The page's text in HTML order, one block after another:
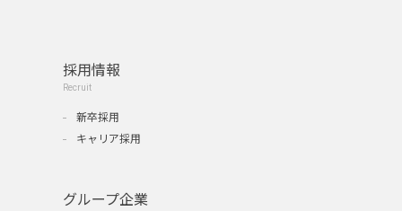
採用情報
Recruit
新卒採用
キャリア採用
グループ企業